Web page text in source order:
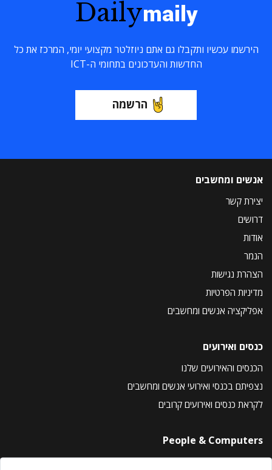
Dailymaily
הירשמו עכשיו ותקבלו גם אתם ניוזלטר מקצועי יומי, המרכז את כל
החדשות והעדכונים בתחומי ה-ICT
הרשמה
אנשים ומחשבים
יצירת קשר
דרושים
אודות
הנמר
הצהרת נגישות
מדיניות הפרטיות
אפליקציה אנשים ומחשבים
כנסים ואירועים
הכנסים והאירועים שלנו
נצפיתם בכנסי ואירועי אנשים ומחשבים
לקראת כנסים ואירועים קרובים
People & Computers
About Us